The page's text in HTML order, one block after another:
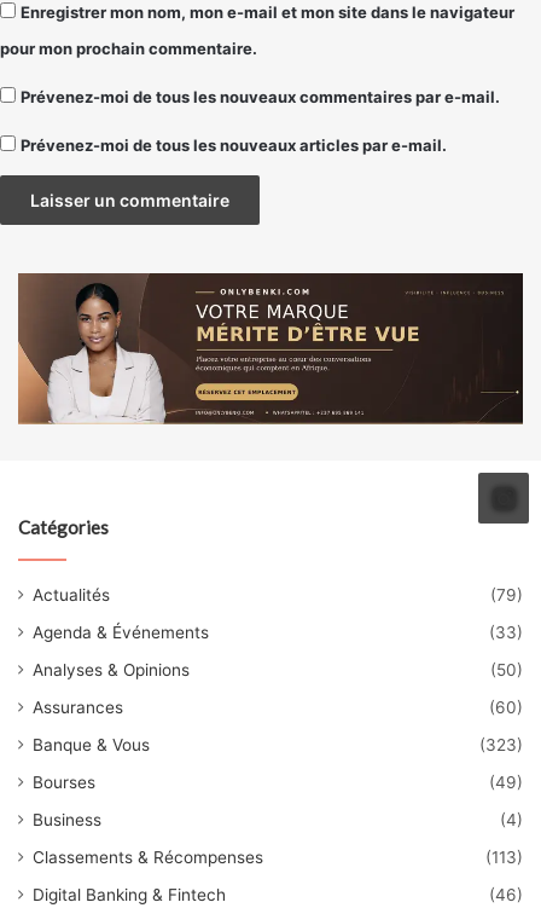
Enregistrer mon nom, mon e-mail et mon site dans le navigateur
pour mon prochain commentaire.
Prévenez-moi de tous les nouveaux commentaires par e-mail.
Prévenez-moi de tous les nouveaux articles par e-mail.
Catégories
Actualités
(79)
Agenda & Événements
(33)
Analyses & Opinions
(50)
Assurances
(60)
Banque & Vous
(323)
Bourses
(49)
Business
(4)
Classements & Récompenses
(113)
Digital Banking & Fintech
(46)